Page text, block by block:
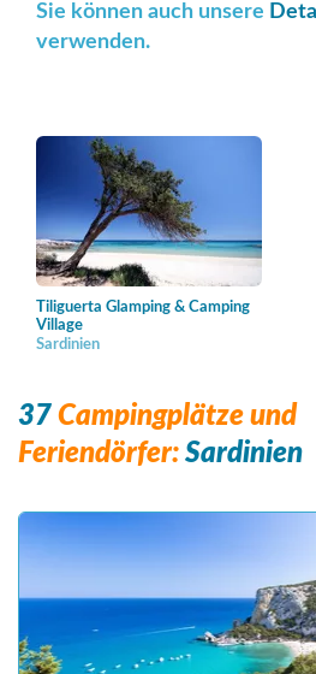
Sie können auch unsere
verwenden.
Tiliguerta Glamping & Camping
Village
Sardinien
37 Campingplätze und
Feriendörfer: Sardinien